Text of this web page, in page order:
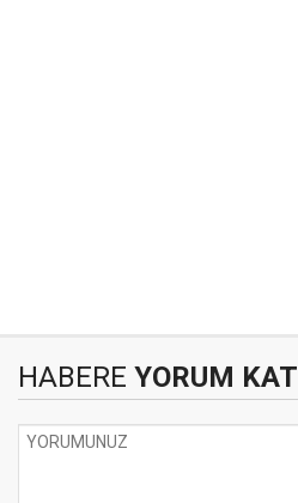
HABERE YORUM KAT